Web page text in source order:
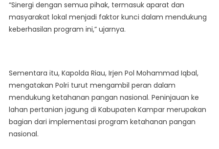
“Sinergi dengan semua pihak, termasuk aparat dan
masyarakat lokal menjadi faktor kunci dalam mendukung
keberhasilan program ini,” ujarnya.
Sementara itu, Kapolda Riau, Irjen Pol Mohammad Iqbal,
mengatakan Polri turut mengambil peran dalam
mendukung ketahanan pangan nasional. Peninjauan ke
lahan pertanian jagung di Kabupaten Kampar merupakan
bagian dari implementasi program ketahanan pangan
nasional.